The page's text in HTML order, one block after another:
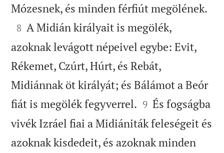
Mózesnek, és minden férfiút megölének.

8 A Midián királyait is megölék,
azoknak levágott népeivel egybe: Evit,
Rékemet, Czúrt, Húrt, és Rebát,
Midiánnak öt királyát; és Bálámot a Beór
fiát is megölék fegyverrel. 

9 És fogságba
vivék Izráel fiai a Midiániták feleségeit és
azoknak kisdedeit, és azoknak minden